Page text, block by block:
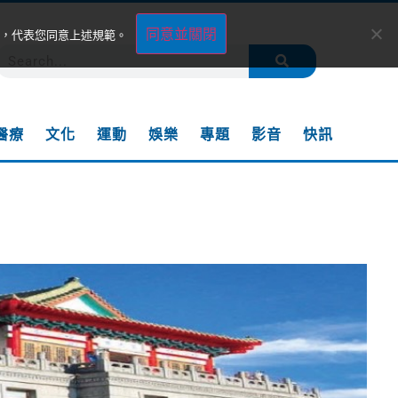
療 文化 運動 娛樂 專題 影音 快訊
代表您同意上述規範。 同意並關閉